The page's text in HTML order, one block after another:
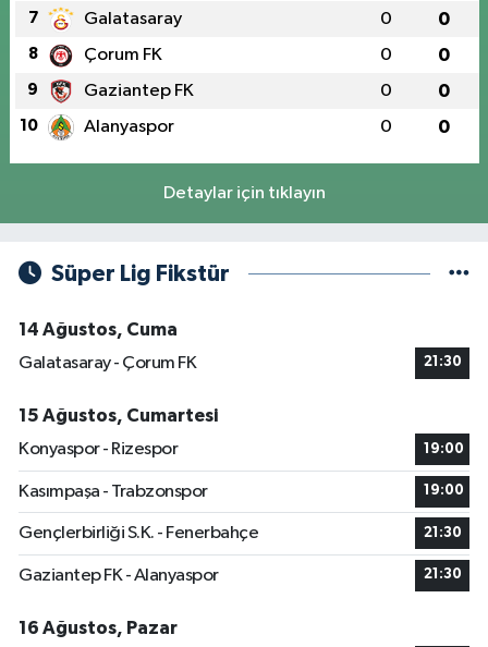
7 Galatasaray 0 0
8 Çorum FK 0 0
9 Gaziantep FK 0 0
10 Alanyaspor 0 0
Detaylar için tıklayın
Süper Lig Fikstür
14 Ağustos, Cuma
Galatasaray - Çorum FK
21:30
15 Ağustos, Cumartesi
Konyaspor - Rizespor
19:00
Kasımpaşa - Trabzonspor 19:00
Gençlerbirliği S.K. - Fenerbahçe 21:30
Gaziantep FK - Alanyaspor 21:30
16 Ağustos, Pazar